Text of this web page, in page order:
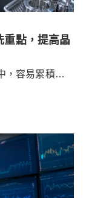
重點，提高晶
，容易累積微
定期進行清
，造成設備異
理挑選清洗廠
的專業清洗廠